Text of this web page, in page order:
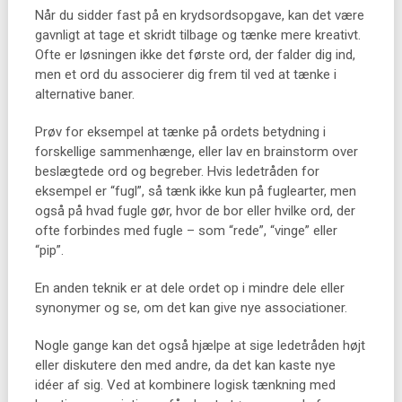
Når du sidder fast på en krydsordsopgave, kan det være
gavnligt at tage et skridt tilbage og tænke mere kreativt.
Ofte er løsningen ikke det første ord, der falder dig ind,
men et ord du associerer dig frem til ved at tænke i
alternative baner.
Prøv for eksempel at tænke på ordets betydning i
forskellige sammenhænge, eller lav en brainstorm over
beslægtede ord og begreber. Hvis ledetråden for
eksempel er “fugl”, så tænk ikke kun på fuglearter, men
også på hvad fugle gør, hvor de bor eller hvilke ord, der
ofte forbindes med fugle – som “rede”, “vinge” eller
“pip”.
En anden teknik er at dele ordet op i mindre dele eller
synonymer og se, om det kan give nye associationer.
Nogle gange kan det også hjælpe at sige ledetråden højt
eller diskutere den med andre, da det kan kaste nye
idéer af sig. Ved at kombinere logisk tænkning med